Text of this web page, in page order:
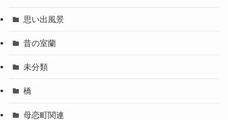
思い出風景
昔の室蘭
未分類
橋
母恋町関連